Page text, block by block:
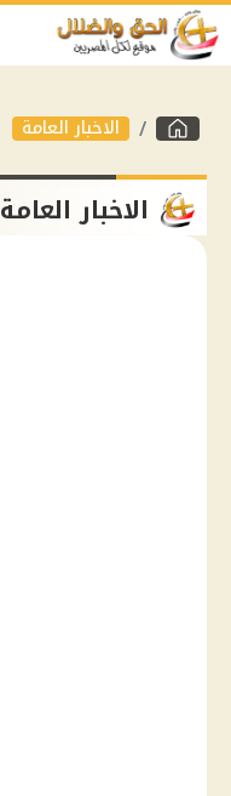
الاخبار العامة
الاخبار العامة